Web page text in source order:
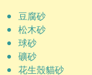
豆腐砂
松木砂
球砂
礦砂
花生殼貓砂